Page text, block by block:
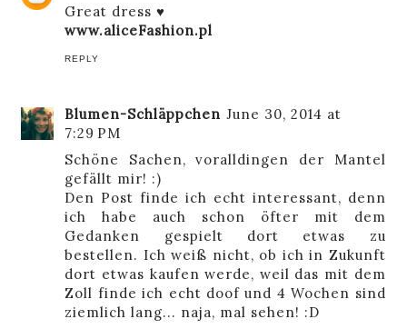
Great dress ♥
www.aliceFashion.pl
REPLY
Blumen-Schläppchen June 30, 2014 at
7:29 PM
Schöne Sachen, voralldingen der Mantel
gefällt mir! :)
Den Post finde ich echt interessant, denn
ich habe auch schon öfter mit dem
Gedanken gespielt dort etwas zu
bestellen. Ich weiß nicht, ob ich in Zukunft
dort etwas kaufen werde, weil das mit dem
Zoll finde ich echt doof und 4 Wochen sind
ziemlich lang... naja, mal sehen! :D